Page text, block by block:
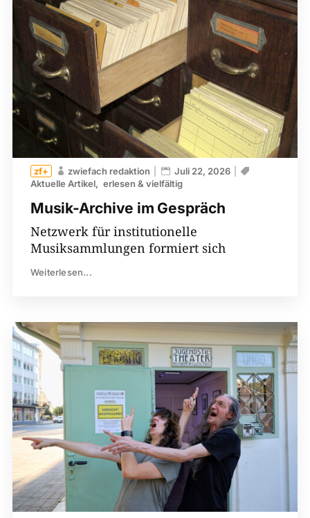
Musik-Archive im Gespräch
zwiefach redaktion
Juli 22, 2026
Aktuelle Artikel
erlesen & vielfältig
Netzwerk für institutionelle
Musiksammlungen formiert sich
Weiterlesen...